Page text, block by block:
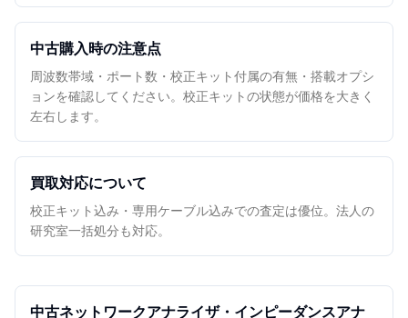
中古購入時の注意点
周波数帯域・ポート数・校正キット付属の有無・搭載オプシ
ョンを確認してください。校正キットの状態が価格を大きく
左右します。
買取対応について
校正キット込み・専用ケーブル込みでの査定は優位。法人の
研究室一括処分も対応。
中古ネットワークアナライザ・インピーダンスアナ